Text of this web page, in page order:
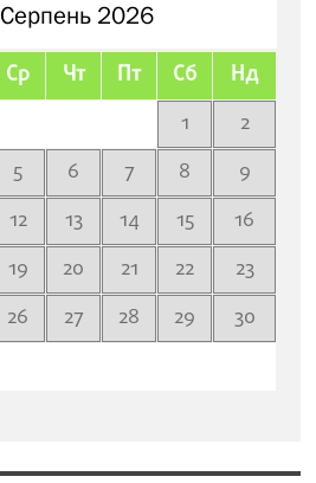
Серпень 2026
Ср Чт Пт Сб Нд
1
2
5 6 7 8
9
12 13 14 15
16
19 20 21 22
23
26 27 28 29
30